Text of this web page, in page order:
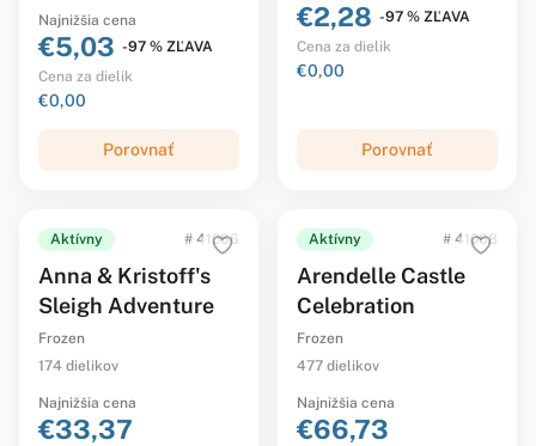
Najnižšia cena
€5,03 -97 % ZĽAVA
Cena za dielik
€0,00
Porovnať
€2,28 -97 % ZĽAVA
Cena za dielik
€0,00
Porovnať
Aktívny # 41066
Anna & Kristoff's
Sleigh Adventure
Frozen
174 dielikov
Najnižšia cena
€33,37
Aktívny # 41068
Arendelle Castle
Celebration
Frozen
477 dielikov
Najnižšia cena
€66,73